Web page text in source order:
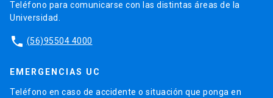
Teléfono para comunicarse con las distintas áreas de la
Universidad.
phone (56)95504 4000
EMERGENCIAS UC
Teléfono en caso de accidente o situación que ponga en